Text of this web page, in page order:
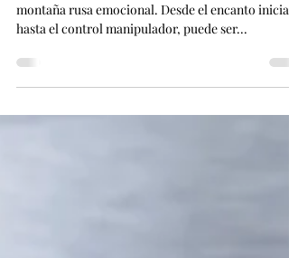
montaña rusa emocional. Desde el encanto inicial
hasta el control manipulador, puede ser...